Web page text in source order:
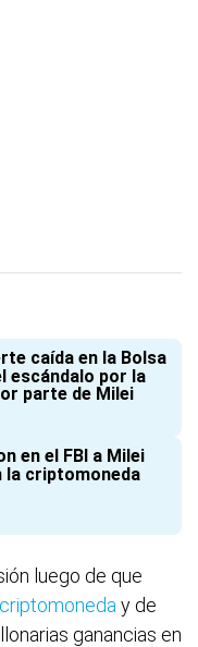
caída en la Bolsa
escándalo por la
parte de Milei
en el FBI a Milei
la criptomoneda
luego de que
y de
ganancias en